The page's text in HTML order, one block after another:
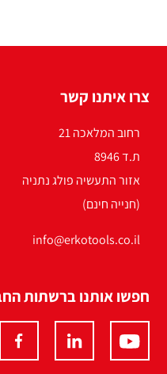
צרו איתנו קשר
רחוב המלאכה 21
ת.ד 8946
אזור התעשיה פולג נתניה
(חנייה חינם)
info@erkotools.co.il
חפשו אותנו ברשתות